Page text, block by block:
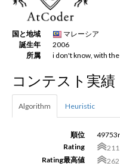
新規登録
国と地域
マレーシア
誕生年
2006
所属
i don't know, with the
コンテスト実績
Algorithm Heuristic
順位
Rating
211
Rating最高値 262